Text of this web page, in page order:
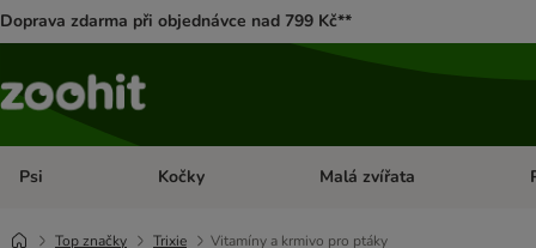
Doprava zdarma při objednávce nad 799 Kč**
Psi Otevřít menu: Psi
Kočky Otevřít menu: Kočky
Malá zvířata
Top značky Trixie Vitamíny a krmivo pro ptáky